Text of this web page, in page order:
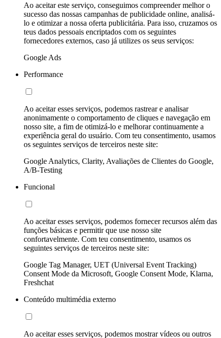
Ao aceitar este serviço, conseguimos compreender melhor o
sucesso das nossas campanhas de publicidade online, analisá-
lo e otimizar a nossa oferta publicitária. Para isso, cruzamos os
teus dados pessoais encriptados com os seguintes
fornecedores externos, caso já utilizes os seus serviços:
Google Ads
Performance
Ao aceitar esses serviços, podemos rastrear e analisar
anonimamente o comportamento de cliques e navegação em
nosso site, a fim de otimizá-lo e melhorar continuamente a
experiência geral do usuário. Com teu consentimento, usamos
os seguintes serviços de terceiros neste site:
Google Analytics, Clarity, Avaliações de Clientes do Google,
A/B-Testing
Funcional
Ao aceitar esses serviços, podemos fornecer recursos além das
funções básicas e permitir que use nosso site
confortavelmente. Com teu consentimento, usamos os
seguintes serviços de terceiros neste site:
Google Tag Manager, UET (Universal Event Tracking)
Consent Mode da Microsoft, Google Consent Mode, Klarna,
Freshchat
Conteúdo multimédia externo
Ao aceitar esses serviços, podemos mostrar vídeos ou outros